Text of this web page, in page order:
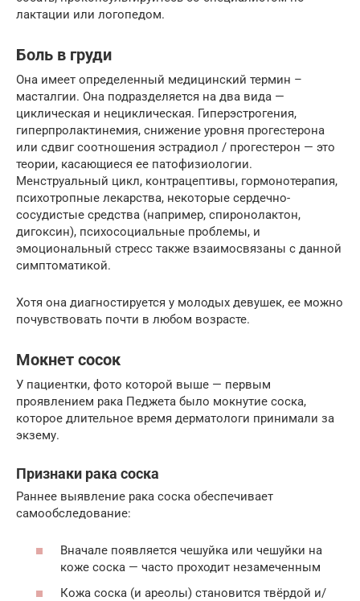
лактации или логопедом.
Боль в груди
Она имеет определенный медицинский термин –
масталгии. Она подразделяется на два вида —
циклическая и нециклическая. Гиперэстрогения,
гиперпролактинемия, снижение уровня прогестерона
или сдвиг соотношения эстрадиол / прогестерон — это
теории, касающиеся ее патофизиологии.
Менструальный цикл, контрацептивы, гормонотерапия,
психотропные лекарства, некоторые сердечно-
сосудистые средства (например, спиронолактон,
дигоксин), психосоциальные проблемы, и
эмоциональный стресс также взаимосвязаны с данной
симптоматикой.
Хотя она диагностируется у молодых девушек, ее можно
почувствовать почти в любом возрасте.
Мокнет сосок
У пациентки, фото которой выше — первым
проявлением рака Педжета было мокнутие соска,
которое длительное время дерматологи принимали за
экзему.
Признаки рака соска
Раннее выявление рака соска обеспечивает
самообследование:
Вначале появляется чешуйка или чешуйки на
коже соска — часто проходит незамеченным
Кожа соска (и ареолы) становится твёрдой и/